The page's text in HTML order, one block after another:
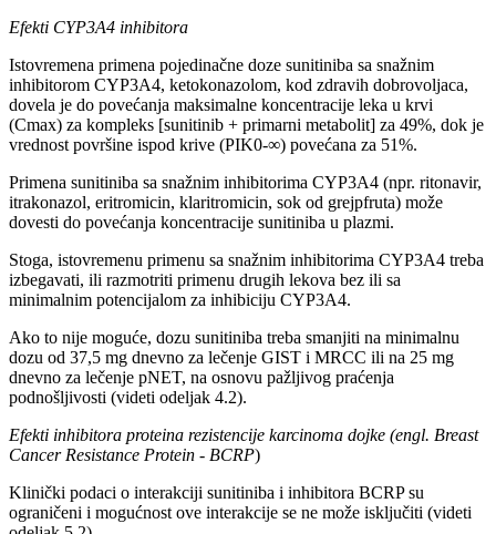
Efekti CYP3A4 inhibitora
Istovremena primena pojedinačne doze sunitiniba sa snažnim
inhibitorom CYP3A4, ketokonazolom, kod zdravih dobrovoljaca,
dovela je do povećanja maksimalne koncentracije leka u krvi
(Cmax) za kompleks [sunitinib + primarni metabolit] za 49%, dok je
vrednost površine ispod krive (PIK0-∞) povećana za 51%.
Primena sunitiniba sa snažnim inhibitorima CYP3A4 (npr. ritonavir,
itrakonazol, eritromicin, klaritromicin, sok od grejpfruta) može
dovesti do povećanja koncentracije sunitiniba u plazmi.
Stoga, istovremenu primenu sa snažnim inhibitorima CYP3A4 treba
izbegavati, ili razmotriti primenu drugih lekova bez ili sa
minimalnim potencijalom za inhibiciju CYP3A4.
Ako to nije moguće, dozu sunitiniba treba smanjiti na minimalnu
dozu od 37,5 mg dnevno za lečenje GIST i MRCC ili na 25 mg
dnevno za lečenje pNET, na osnovu pažljivog praćenja
podnošljivosti (videti odeljak 4.2).
Efekti inhibitora proteina rezistencije karcinoma dojke (engl. Breast
Cancer Resistance Protein - BCRP)
Klinički podaci o interakciji sunitiniba i inhibitora BCRP su
ograničeni i mogućnost ove interakcije se ne može isključiti (videti